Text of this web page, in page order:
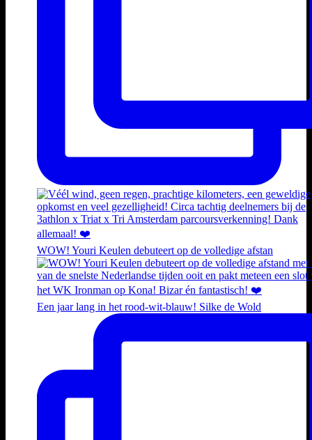
WOW! Youri Keulen debuteert op de volledige afstan
Een jaar lang in het rood-wit-blauw! Silke de Wold